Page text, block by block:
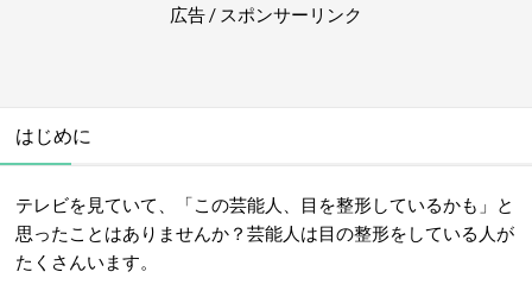
広告 / スポンサーリンク
はじめに
テレビを見ていて、「この芸能人、目を整形しているかも」と
思ったことはありませんか？芸能人は目の整形をしている人が
たくさんいます。